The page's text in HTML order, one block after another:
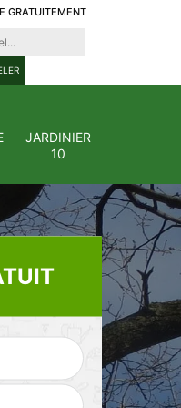
GRATUITEMENT
JARDINIER
10
Pose de gazon en
rouleau 10